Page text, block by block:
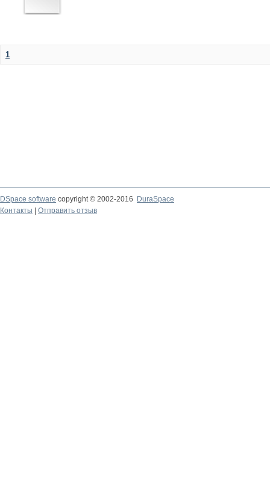
1
DSpace software copyright © 2002-2016
DuraSpace
Контакты
Отправить отзыв